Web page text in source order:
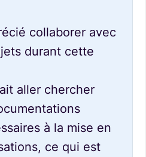
collaborer avec
durant cette
aller chercher
à la mise en
ce qui est